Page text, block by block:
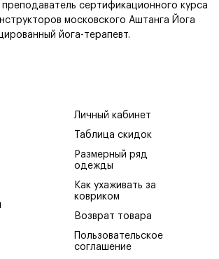
сертификационного курса
московского Аштанга Йога
йога-терапевт.
Личный кабинет
Таблица скидок
Размерный ряд
одежды
Как ухаживать за
ковриком
Возврат товара
Пользовательское
соглашение